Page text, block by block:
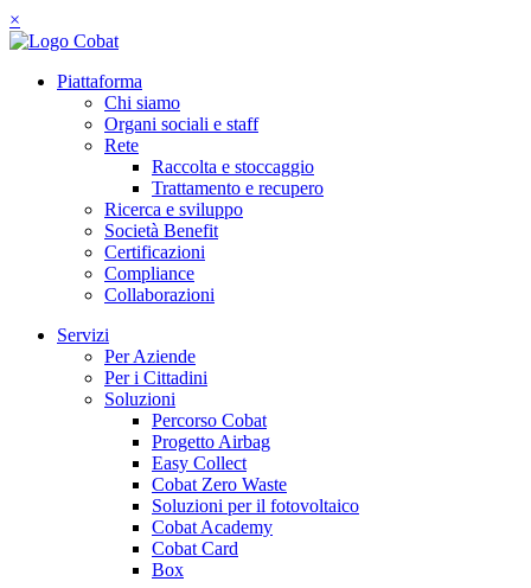
×
Piattaforma
Chi siamo
Organi sociali e staff
Rete
Raccolta e stoccaggio
Trattamento e recupero
Ricerca e sviluppo
Società Benefit
Certificazioni
Compliance
Collaborazioni
Servizi
Per Aziende
Per i Cittadini
Soluzioni
Percorso Cobat
Progetto Airbag
Easy Collect
Cobat Zero Waste
Soluzioni per il fotovoltaico
Cobat Academy
Cobat Card
Box